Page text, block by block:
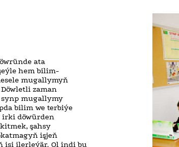
ata
hem bilim-
mugallymyň
zaman
mugallymy
bilim we terbiýe
irki döwürden
şahsy
işjeň
işi ilerleýär. Ol indi bu